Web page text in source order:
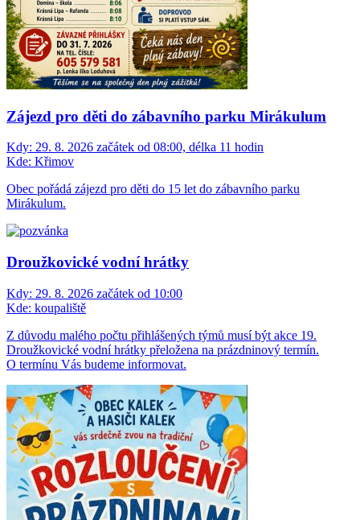
Zájezd pro děti do zábavního parku Mirákulum
Kdy: 29. 8. 2026 začátek od 08:00, délka 11 hodin
Kde: Křimov
Obec pořádá zájezd pro děti do 15 let do zábavního parku
Mirákulum.
Droužkovické vodní hrátky
Kdy: 29. 8. 2026 začátek od 10:00
Kde: koupaliště
Z důvodu malého počtu přihlášených týmů musí být akce 19.
Droužkovické vodní hrátky přeložena na prázdninový termín.
O termínu Vás budeme informovat.